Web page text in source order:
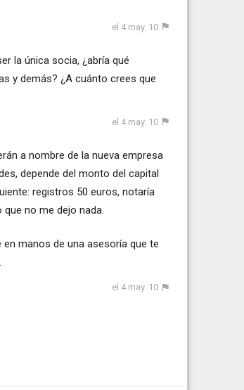
el 4 may. 10
la única socia, ¿abría qué
y demás? ¿A cuánto crees que
el 4 may. 10
a nombre de la nueva empresa
depende del monto del capital
registros 50 euros, notaría
no me dejo nada.
manos de una asesoría que te
el 4 may. 10